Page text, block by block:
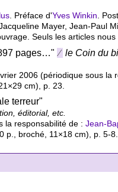
. Préface d'Yves Winkin.
Mayer, Jean-Paul
Seuls les articles
pages…" ⁄ le Coin du
2006 (périodique sous la
cm), p. 23.
terreur"
éditorial, etc.
la responsabilité de :Jean-
p., broché, 11×18 cm), p. 5-8.